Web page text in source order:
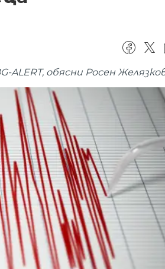
обясни Росен